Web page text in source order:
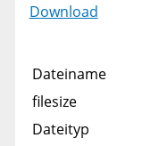
Download
Dateiname
filesize
Dateityp